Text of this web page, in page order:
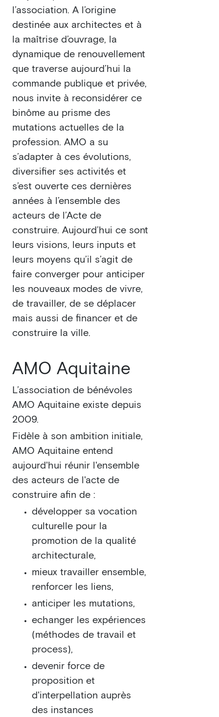
l’association. A l’origine
destinée aux architectes et à
la maîtrise d’ouvrage, la
dynamique de renouvellement
que traverse aujourd’hui la
commande publique et privée,
nous invite à reconsidérer ce
binôme au prisme des
mutations actuelles de la
profession. AMO a su
s’adapter à ces évolutions,
diversifier ses activités et
s’est ouverte ces dernières
années à l’ensemble des
acteurs de l’Acte de
construire. Aujourd’hui ce sont
leurs visions, leurs inputs et
leurs moyens qu’il s’agit de
faire converger pour anticiper
les nouveaux modes de vivre,
de travailler, de se déplacer
mais aussi de financer et de
construire la ville.
AMO Aquitaine
L’association de bénévoles
AMO Aquitaine existe depuis
2009.
Fidèle à son ambition initiale,
AMO Aquitaine entend
aujourd'hui réunir l'ensemble
des acteurs de l'acte de
construire afin de :
développer sa vocation
culturelle pour la
promotion de la qualité
architecturale,
mieux travailler ensemble,
renforcer les liens,
anticiper les mutations,
echanger les expériences
(méthodes de travail et
process),
devenir force de
proposition et
d'interpellation auprès
des instances